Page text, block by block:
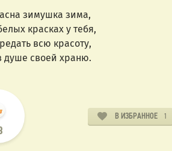
зимушка зима,
красках у тебя,
всю красоту,
душе своей храню.
В ИЗБРАННОЕ 1